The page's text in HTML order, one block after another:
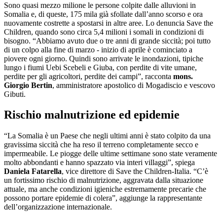
Sono quasi mezzo milione le persone colpite dalle alluvioni in
Somalia e, di queste, 175 mila già sfollate dall’anno scorso e ora
nuovamente costrette a spostarsi in altre aree. Lo denuncia Save the
Children, quando sono circa 5,4 milioni i somali in condizioni di
bisogno. “Abbiamo avuto due o tre anni di grande siccità; poi tutto
di un colpo alla fine di marzo - inizio di aprile è cominciato a
piovere ogni giorno. Quindi sono arrivate le inondazioni, tipiche
lungo i fiumi Uebi Scebeli e Giuba, con perdite di vite umane,
perdite per gli agricoltori, perdite dei campi”, racconta mons.
Giorgio Bertin, amministratore apostolico di Mogadiscio e vescovo
Gibuti.
Rischio malnutrizione ed epidemie
“La Somalia è un Paese che negli ultimi anni è stato colpito da una
gravissima siccità che ha reso il terreno completamente secco e
impermeabile. Le piogge delle ultime settimane sono state veramente
molto abbondanti e hanno spazzato via interi villaggi”, spiega
Daniela Fatarella, vice direttore di Save the Children-Italia. “C’è
un fortissimo rischio di malnutrizione, aggravata dalla situazione
attuale, ma anche condizioni igieniche estremamente precarie che
possono portare epidemie di colera”, aggiunge la rappresentante
dell’organizzazione internazionale.